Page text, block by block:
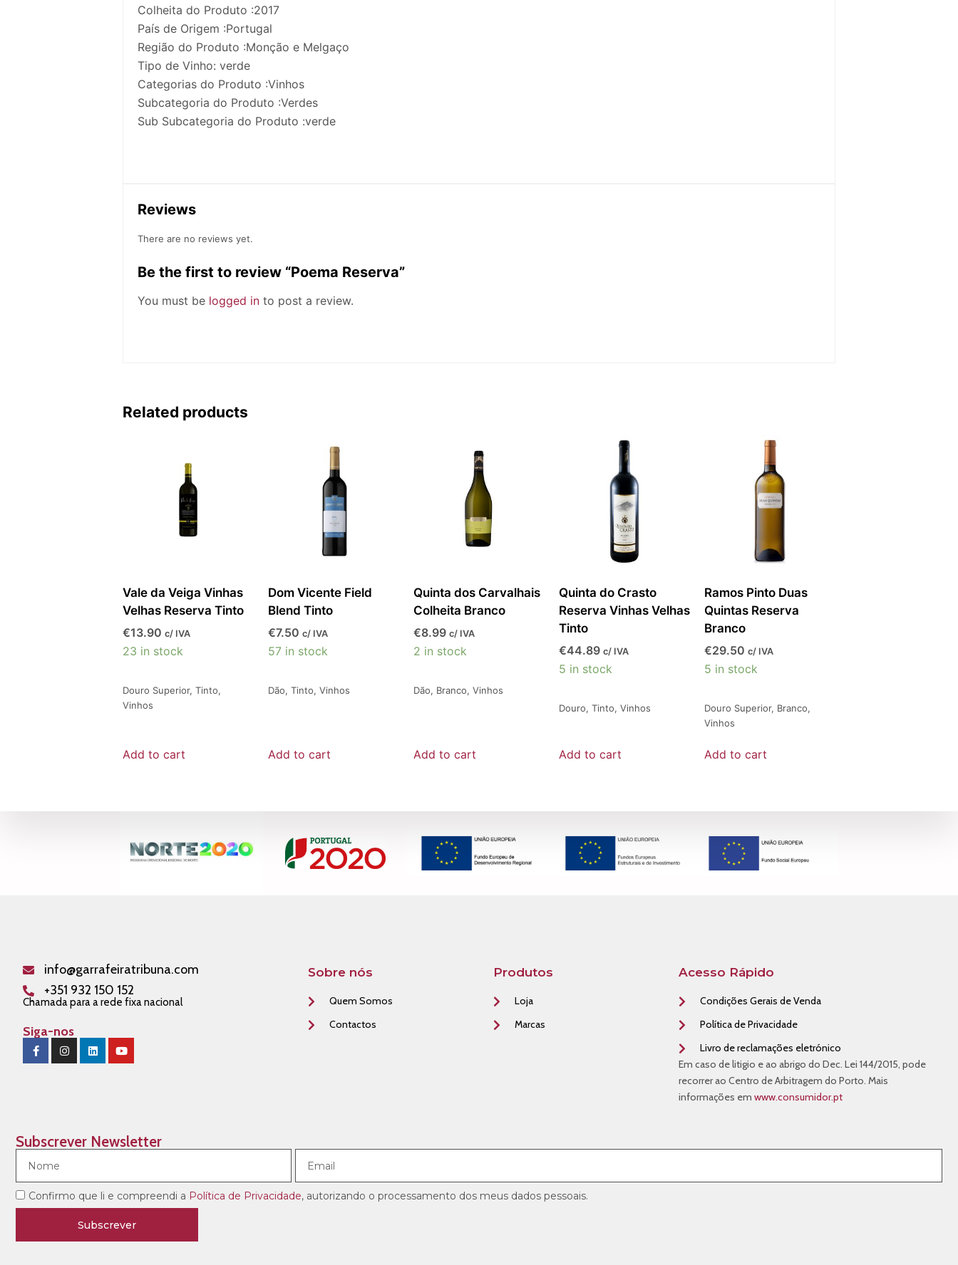
Colheita do Produto :2017
País de Origem :Portugal
Região do Produto :Monção e Melgaço
Tipo de Vinho: verde
Categorias do Produto :Vinhos
Subcategoria do Produto :Verdes
Sub Subcategoria do Produto :verde
Reviews
There are no reviews yet.
Be the first to review “Poema Reserva”
You must be logged in to post a review.
Related products
Vale da Veiga Vinhas
Velhas Reserva Tinto
€13.90 c/ IVA
23 in stock
Douro Superior, Tinto,
Vinhos
Add to cart
Dom Vicente Field
Blend Tinto
€7.50 c/ IVA
57 in stock
Dão, Tinto, Vinhos
Add to cart
Quinta dos Carvalhais
Colheita Branco
€8.99 c/ IVA
2 in stock
Dão, Branco, Vinhos
Add to cart
Quinta do Crasto
Reserva Vinhas Velhas
Tinto
€44.89 c/ IVA
5 in stock
Douro, Tinto, Vinhos
Add to cart
Ramos Pinto Duas
Quintas Reserva
Branco
€29.50 c/ IVA
5 in stock
Douro Superior, Branco,
Vinhos
Add to cart
info@garrafeiratribuna.com
+351 932 150 152
Chamada para a rede fixa nacional
Siga-nos
Sobre nós
Quem Somos
Contactos
Produtos
Loja
Marcas
Acesso Rápido
Condições Gerais de Venda
Política de Privacidade
Livro de reclamações eletrónico
Em caso de litigio e ao abrigo do Dec. Lei 144/2015, pode
recorrer ao Centro de Arbitragem do Porto. Mais
informações em www.consumidor.pt
Subscrever Newsletter
Confirmo que li e compreendi a Política de Privacidade, autorizando o processamento dos meus dados pessoais.
Subscrever